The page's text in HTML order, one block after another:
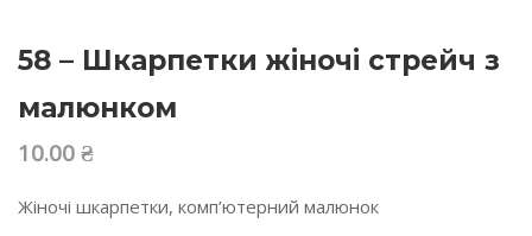
58 – Шкарпетки жіночі стрейч з
малюнком
10.00 ₴
Жіночі шкарпетки, комп’ютерний малюнок